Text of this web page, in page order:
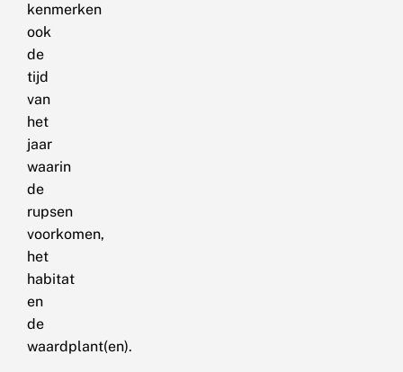
kenmerken
ook
de
tijd
van
het
jaar
waarin
de
rupsen
voorkomen,
het
habitat
en
de
waardplant(en).